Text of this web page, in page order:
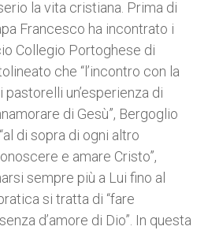
la vita cristiana. Prima di
Francesco ha incontrato i
Collegio Portoghese di
che “l’incontro con la
un’esperienza di
di Gesù”, Bergoglio
di sopra di ogni altro
e amare Cristo”,
sempre più a Lui fino al
si tratta di “fare
d’amore di Dio”. In questa